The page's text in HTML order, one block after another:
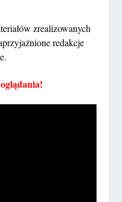
zrealizowanych
redakcje